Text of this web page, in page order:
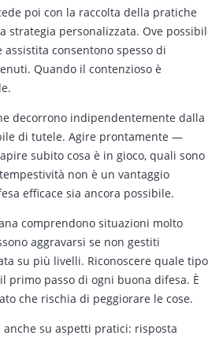
poi con la raccolta della pratiche
personalizzata. Ove
consentono spesso di
Quando il contenzioso è
decorrono indipendentemente dalla
di tutele. Agire prontamente —
subito cosa è in gioco, quali sono
non è un vantaggio
efficace sia ancora possibile.
comprendono situazioni molto
aggravarsi se non gestiti
su più livelli. Riconoscere quale tipo
passo di ogni buona difesa. È
che rischia di peggiorare le cose.
su aspetti pratici: risposta